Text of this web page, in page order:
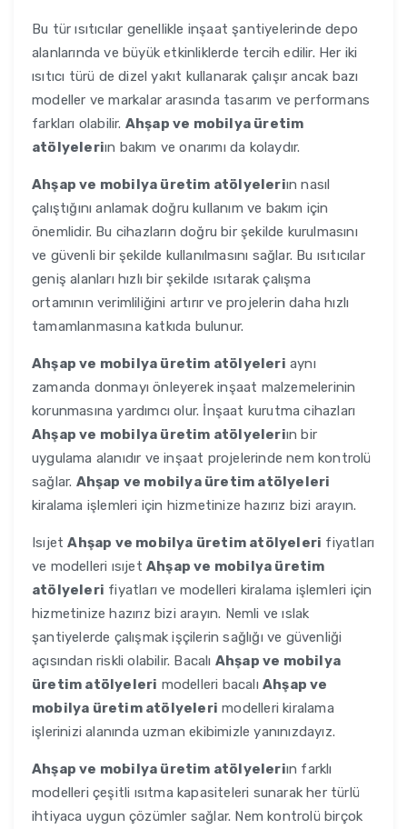
Bu tür ısıtıcılar genellikle inşaat şantiyelerinde depo
alanlarında ve büyük etkinliklerde tercih edilir. Her iki
ısıtıcı türü de dizel yakıt kullanarak çalışır ancak bazı
modeller ve markalar arasında tasarım ve performans
farkları olabilir. Ahşap ve mobilya üretim
atölyeleriın bakım ve onarımı da kolaydır.
Ahşap ve mobilya üretim atölyeleriın nasıl
çalıştığını anlamak doğru kullanım ve bakım için
önemlidir. Bu cihazların doğru bir şekilde kurulmasını
ve güvenli bir şekilde kullanılmasını sağlar. Bu ısıtıcılar
geniş alanları hızlı bir şekilde ısıtarak çalışma
ortamının verimliliğini artırır ve projelerin daha hızlı
tamamlanmasına katkıda bulunur.
Ahşap ve mobilya üretim atölyeleri aynı
zamanda donmayı önleyerek inşaat malzemelerinin
korunmasına yardımcı olur. İnşaat kurutma cihazları
Ahşap ve mobilya üretim atölyeleriın bir
uygulama alanıdır ve inşaat projelerinde nem kontrolü
sağlar. Ahşap ve mobilya üretim atölyeleri
kiralama işlemleri için hizmetinize hazırız bizi arayın.
IsıjetAhşap ve mobilya üretim atölyeleri fiyatları
ve modelleri ısıjet Ahşap ve mobilya üretim
atölyeleri fiyatları ve modelleri kiralama işlemleri için
hizmetinize hazırız bizi arayın. Nemli ve ıslak
şantiyelerde çalışmak işçilerin sağlığı ve güvenliği
açısından riskli olabilir. Bacalı Ahşap ve mobilya
üretim atölyeleri modelleri bacalıAhşap ve
mobilya üretim atölyeleri modelleri kiralama
işlerinizi alanında uzman ekibimizle yanınızdayız.
Ahşap ve mobilya üretim atölyeleriın farklı
modelleri çeşitli ısıtma kapasiteleri sunarak her türlü
ihtiyaca uygun çözümler sağlar. Nem kontrolü birçok